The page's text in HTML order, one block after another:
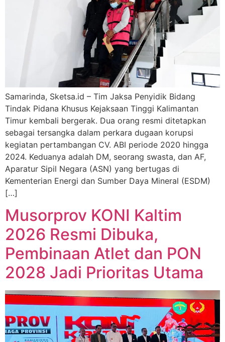
Samarinda, Sketsa.id – Tim Jaksa Penyidik Bidang
Tindak Pidana Khusus Kejaksaan Tinggi Kalimantan
Timur kembali bergerak. Dua orang resmi ditetapkan
sebagai tersangka dalam perkara dugaan korupsi
kegiatan pertambangan CV. ABI periode 2020 hingga
2024. Keduanya adalah DM, seorang swasta, dan AF,
Aparatur Sipil Negara (ASN) yang bertugas di
Kementerian Energi dan Sumber Daya Mineral (ESDM)
[…]
Musorprov KONI Kaltim
2026 Resmi Dibuka,
Pembinaan Atlet dan PON
2028 Jadi Prioritas Utama